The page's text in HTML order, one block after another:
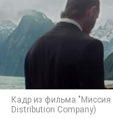
Кадр из фильма "Миссия
Distribution Company)